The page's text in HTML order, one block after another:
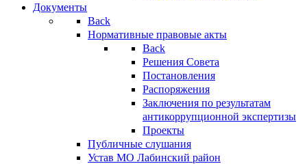
Документы
Back
Нормативные правовые акты
Back
Решения Совета
Постановления
Распоряжения
Заключения по результатам
антикоррупционной экспертизы
Проекты
Публичные слушания
Устав МО Лабинский район